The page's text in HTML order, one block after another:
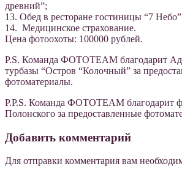
древний”;
13. Обед в ресторане гостиницы “7
14. Медицинское страхование.
Цена фотоохоты: 100000 рублей.
P.S. Команда ФОТОТЕАМ благодарит
турбазы “Остров “Колочный” за
фотоматериалы.
P.P.S. Команда ФОТОТЕАМ благодарит
Полонского за предоставленные
Добавить комментарий
Для отправки комментария вам